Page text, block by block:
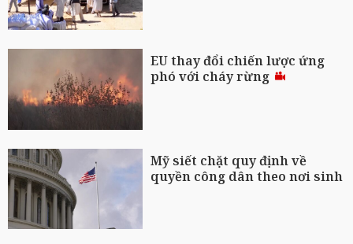
EU thay đổi chiến lược ứng
phó với cháy rừng
Mỹ siết chặt quy định về
quyền công dân theo nơi sinh